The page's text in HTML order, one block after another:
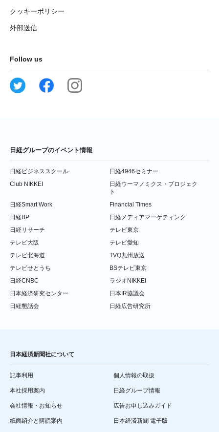
クッキーポリシー
外部送信
Follow us
日経グループのイベント情報
日経ビジネススクール
日経4946セミナー
Club NIKKEI
日経ウーマノミクス・プロジェク
ト
日経Smart Work
Financial Times
日経BP
日経メディアマーケティング
日経リサーチ
テレビ東京
テレビ大阪
テレビ愛知
テレビ北海道
TVQ九州放送
テレビせとうち
BSテレビ東京
日経CNBC
ラジオNIKKEI
日本経済研究センター
日本IR協議会
日経懇話会
日経広告研究所
日本経済新聞社について
記事利用 個人情報の取扱
本社採用案内 日経グループ情報
会社情報・お知らせ 広告お申し込みガイド
紙面紹介と購読案内 日本経済新聞 電子版